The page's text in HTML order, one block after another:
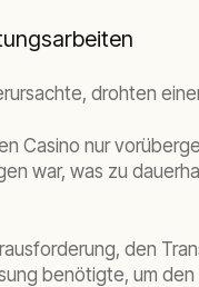
drohten
Casino nur
war, was zu
den
benötigte, um